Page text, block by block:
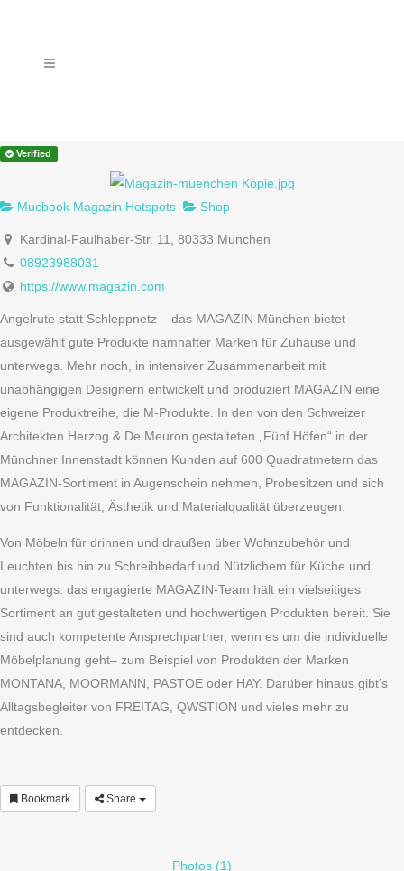
Verified
Mucbook Magazin Hotspots Shop
Kardinal-Faulhaber-Str. 11, 80333 München
08923988031
https://www.magazin.com
Angelrute statt Schleppnetz – das MAGAZIN München bietet
ausgewählt gute Produkte namhafter Marken für Zuhause und
unterwegs. Mehr noch, in intensiver Zusammenarbeit mit
unabhängigen Designern entwickelt und produziert MAGAZIN eine
eigene Produktreihe, die M-Produkte. In den von den Schweizer
Architekten Herzog & De Meuron gestalteten „Fünf Höfen“ in der
Münchner Innenstadt können Kunden auf 600 Quadratmetern das
MAGAZIN-Sortiment in Augenschein nehmen, Probesitzen und sich
von Funktionalität, Ästhetik und Materialqualität überzeugen.
Von Möbeln für drinnen und draußen über Wohnzubehör und
Leuchten bis hin zu Schreibbedarf und Nützlichem für Küche und
unterwegs: das engagierte MAGAZIN-Team hält ein vielseitiges
Sortiment an gut gestalteten und hochwertigen Produkten bereit. Sie
sind auch kompetente Ansprechpartner, wenn es um die individuelle
Möbelplanung geht– zum Beispiel von Produkten der Marken
MONTANA, MOORMANN, PASTOE oder HAY. Darüber hinaus gibt’s
Alltagsbegleiter von FREITAG, QWSTION und vieles mehr zu
entdecken.
Bookmark Share
Photos (1)